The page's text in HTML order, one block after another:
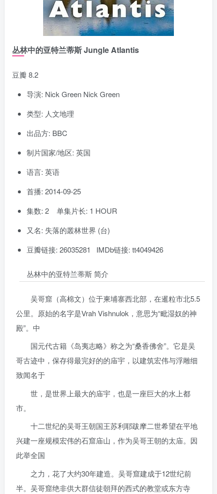
丛林中的亚特兰蒂斯 Jungle Atlantis
豆瓣 8.2
导演: Nick Green Nick Green
类型: 人文地理
出品方: BBC
制片国家/地区: 英国
语言: 英语
首播: 2014-09-25
集数: 2 单集片长: 1 HOUR
又名: 失落的叢林世界 (台)
豆瓣链接: 26035281 IMDb链接: tt4049426
丛林中的亚特兰蒂斯 简介
吴哥窟（高棉文）位于柬埔寨西北部，在暹粒市北5.5
公里。原始的名字是Vrah Vishnulok，意思为“毗湿奴的神
殿”。中
国元代古籍《岛夷志略》称之为“桑香佛舍”。它是吴
哥古迹中，保存得最完好的的庙宇，以建筑宏伟与浮雕细
致闻名于
世，是世界上最大的庙宇，也是一座巨大的水上都
市。
十二世纪的吴哥王朝国王苏利耶跋摩二世希望在平地
兴建一座规模宏伟的石窟庙山，作为吴哥王朝的太庙。因
此举全国
之力，花了大约30年建造。吴哥窟建成于12世纪前
半。吴哥窟绝非供大群信徒朝拜的西式的教堂或东方寺